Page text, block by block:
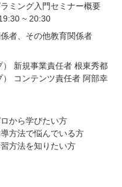
ミング入門セミナー概要
~ 20:30
者、その他教育関係者
新規事業責任者 根東秀都
コンテンツ責任者 阿部幸
から学びたい方
方法で悩んでいる方
方法を知りたい方